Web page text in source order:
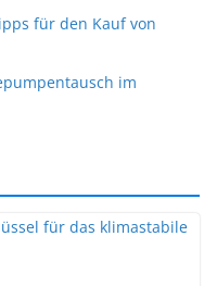
für den Kauf von
im